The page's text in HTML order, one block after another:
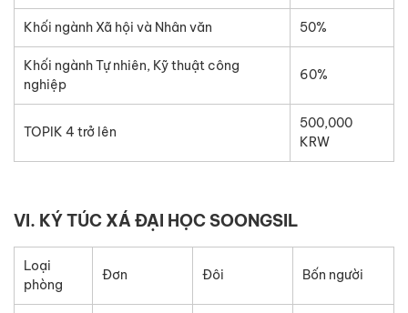
Khối ngành Xã hội và Nhân văn 50%
Khối ngành Tự nhiên, Kỹ thuật công
nghiệp
60%
TOPIK 4 trở lên
500,000
KRW
VI. KÝ TÚC XÁ ĐẠI HỌC SOONGSIL
Loại
phòng
Đơn Đôi Bốn người